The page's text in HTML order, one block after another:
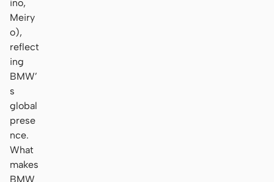
ino,
Meiry
o),
reflect
ing
BMW’
s
global
prese
nce.
What
makes
BMW